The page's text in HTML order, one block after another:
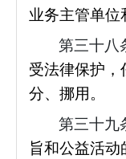
业务主管单位
第三十八
受法律保护，
分、挪用。
第三十九
旨和公益活